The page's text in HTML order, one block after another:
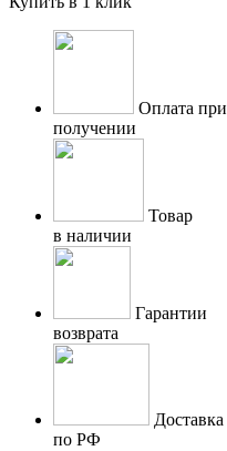
Оплата при
получении
Товар
в наличии
Гарантии
возврата
Доставка
по РФ